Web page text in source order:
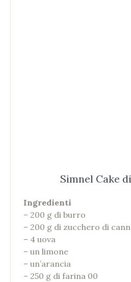
Simnel Cake
Ingredienti
– 200 g di burro
– 200 g di zucchero di
– 4 uova
– un limone
– un’arancia
– 250 g di farina 00